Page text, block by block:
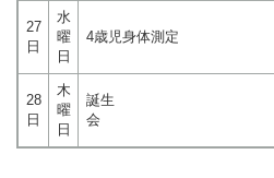
27
日
水
曜
日
4歳児身体測定
28
日
木
曜
日
誕生